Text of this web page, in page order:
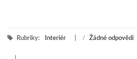
Rubriky: Interiér / Žádné odpovědi